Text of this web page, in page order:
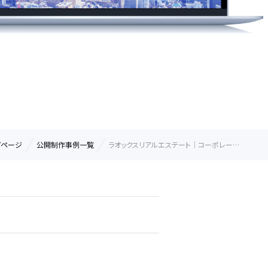
ページ 公開制作事例一覧 ラオックスリアルエステート｜コーポレー…